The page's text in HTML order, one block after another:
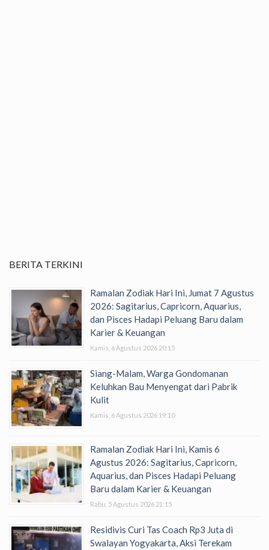
BERITA TERKINI
Ramalan Zodiak Hari Ini, Jumat 7 Agustus
2026: Sagitarius, Capricorn, Aquarius,
dan Pisces Hadapi Peluang Baru dalam
Karier & Keuangan
Kamis, 6 Agustus 2026 20:15
Siang-Malam, Warga Gondomanan
Keluhkan Bau Menyengat dari Pabrik
Kulit
Kamis, 6 Agustus 2026 19:10
Ramalan Zodiak Hari Ini, Kamis 6
Agustus 2026: Sagitarius, Capricorn,
Aquarius, dan Pisces Hadapi Peluang
Baru dalam Karier & Keuangan
Rabu, 5 Agustus 2026 21:15
Residivis Curi Tas Coach Rp3 Juta di
Swalayan Yogyakarta, Aksi Terekam